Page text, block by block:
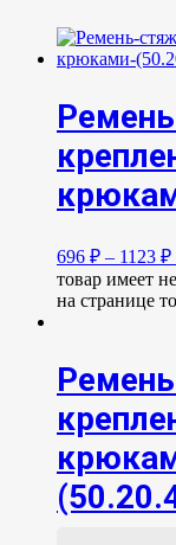
696 ₽ – 1123 ₽
товар имеет
на странице